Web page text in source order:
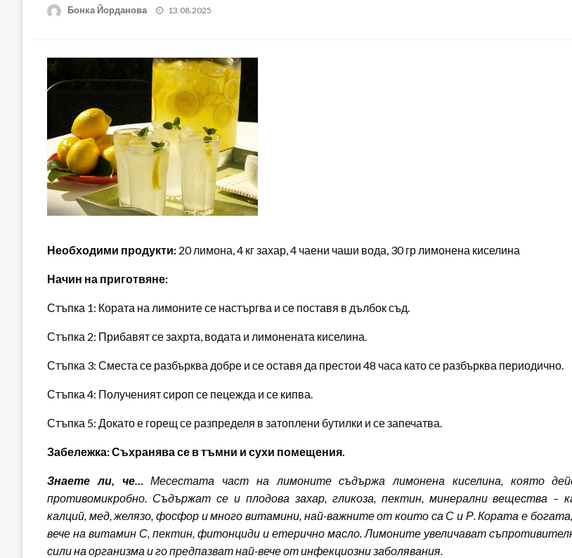
Бонка Йорданова
Posted
13.08.2025
Необходими продукти: 20 лимона, 4 кг захар, 4 чаени чаши вода, 30 гр лимонена киселина
Начин на приготвяне:
Стъпка 1: Кората на лимоните се настъргва и се поставя в дълбок съд.
Стъпка 2: Прибавят се захрта, водата и лимонената киселина.
Стъпка 3: Сместа се разбърква добре и се оставя да престои 48 часа като се разбърква периодично.
Стъпка 4: Полученият сироп се пецежда и се кипва.
Стъпка 5: Докато е горещ се разпределя в затоплени бутилки и се запечатва.
Забележка: Съхранява се в тъмни и сухи помещения.
Знаете ли, че…Месестата част на лимоните съдържа лимонена киселина, която
противомикробно. Съдържат се и плодова захар, гликоза, пектин, минерални вещества –
калций, мед, желязо, фосфор и много витамини, най-важните от които са С и Р. Кората е
вече на витамин С, пектин, фитонциди и етерично масло. Лимоните увеличават
сили на организма и го предпазват най-вече от инфекциозни заболявания.